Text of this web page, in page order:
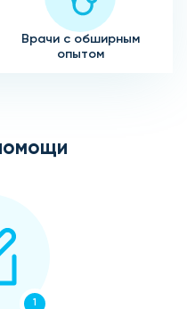
Врачи с обширным
опытом
1